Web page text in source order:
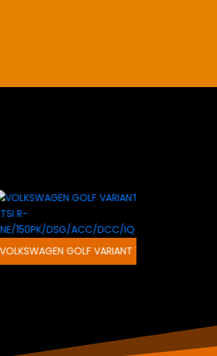
VOLKSWAGEN GOLF VARIANT 1.5 eTSI R-LINE/150PK/DSG/ACC/DCC/IQ